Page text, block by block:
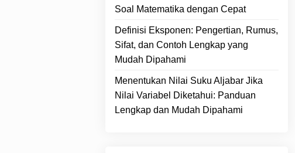
Soal Matematika dengan Cepat
Definisi Eksponen: Pengertian, Rumus,
Sifat, dan Contoh Lengkap yang
Mudah Dipahami
Menentukan Nilai Suku Aljabar Jika
Nilai Variabel Diketahui: Panduan
Lengkap dan Mudah Dipahami